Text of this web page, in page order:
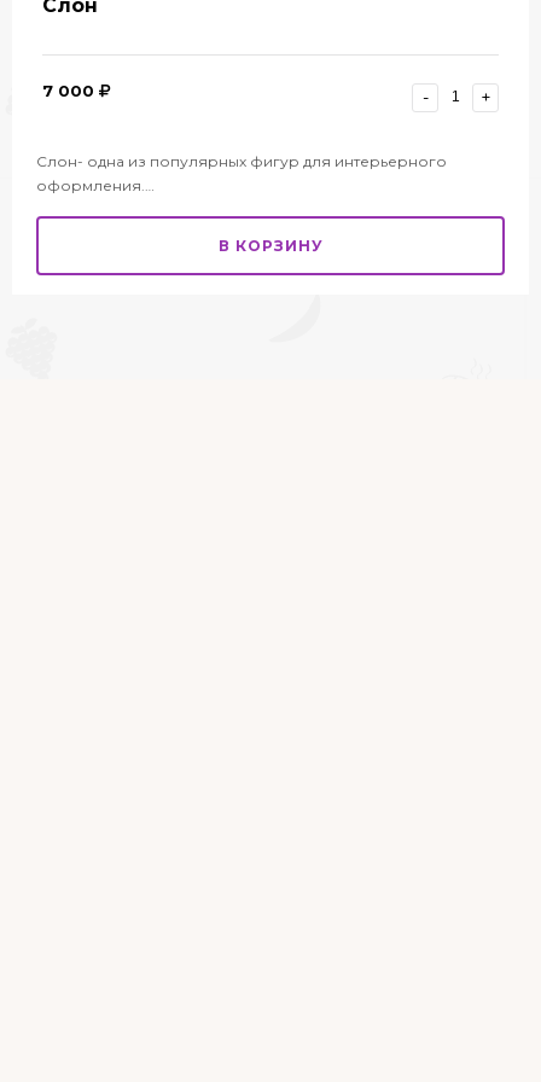
Слон
7 000 - +
Слон- одна из популярных фигур для интерьерного
оформления.…
В КОРЗИНУ